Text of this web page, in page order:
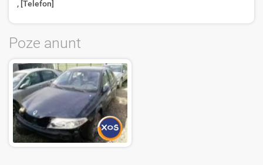
, [Telefon]
Poze anunt